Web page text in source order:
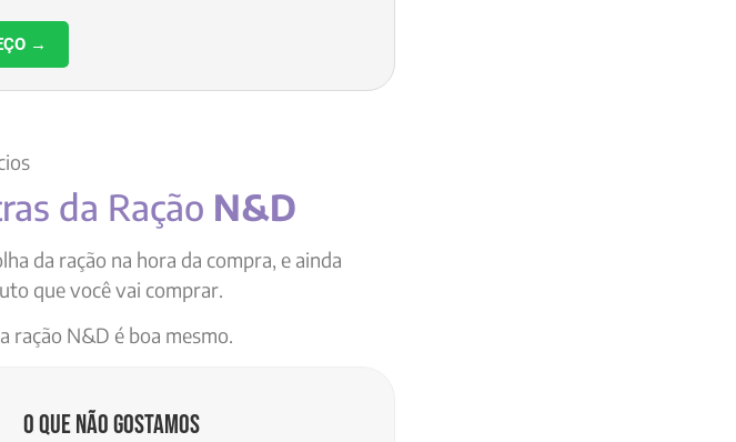
→
da Ração N&D
da ração na hora da compra, e ainda
que você vai comprar.
ração N&D é boa mesmo.
O que não gostamos